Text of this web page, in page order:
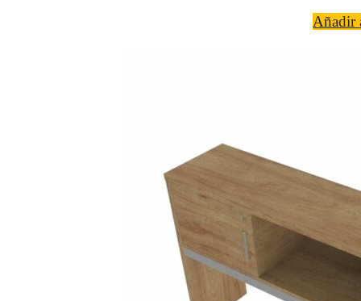
Añadir